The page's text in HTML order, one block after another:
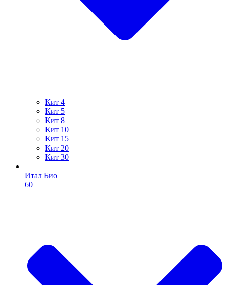
Кит 4
Кит 5
Кит 8
Кит 10
Кит 15
Кит 20
Кит 30
Итал Био
60